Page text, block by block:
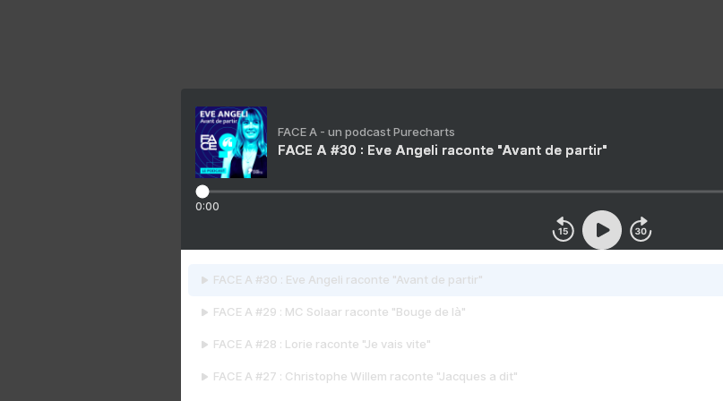
FACE A - un podcast Purecharts
FACE A #30 : Eve Angeli raconte "Avant de partir"
0:00
FACE A #30 : Eve Angeli raconte "Avant de partir"
FACE A #29 : MC Solaar raconte "Bouge de là"
FACE A #28 : Lorie raconte "Je vais vite"
FACE A #27 : Christophe Willem raconte "Jacques a dit"